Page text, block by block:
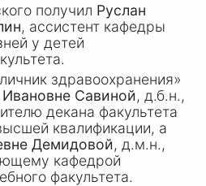
получил Руслан
, ассистент кафедры
у детей
здравоохранения»
Савиной, д.б.н.,
декана факультета
квалификации, а
Демидовой, д.м.н.,
кафедрой
факультета.